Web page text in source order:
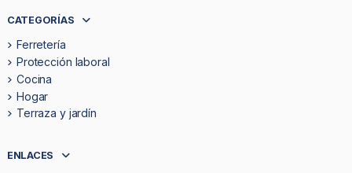
CATEGORÍAS
Ferretería
Protección laboral
Cocina
Hogar
Terraza y jardín
ENLACES